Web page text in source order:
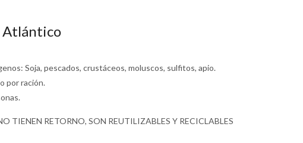
Atlántico
Soja, pescados, crustáceos, moluscos, sulfitos, apio.
por ración.
TIENEN RETORNO, SON REUTILIZABLES Y RECICLABLES